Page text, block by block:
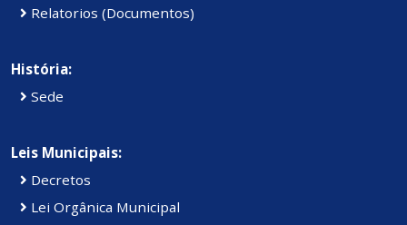
Relatorios (Documentos)
História:
Sede
Leis Municipais:
Decretos
Lei Orgânica Municipal